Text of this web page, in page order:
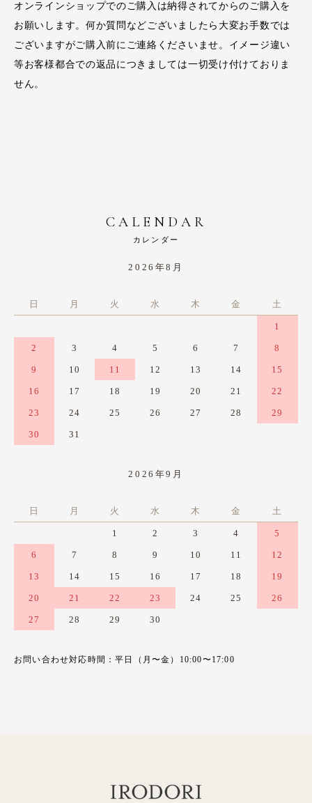
オンラインショップでのご購入は納得されてからのご購入を
お願いします。何か質問などございましたら大変お手数では
ございますがご購入前にご連絡くださいませ。イメージ違い
等お客様都合での返品につきましては一切受け付けておりま
せん。
CALENDAR
カレンダー
2026年8月
日 月 火 水 木 金 土
1
2 3 4 5 6 7 8
9 10 11 12 13 14 15
16 17 18 19 20 21 22
23 24 25 26 27 28 29
30 31
2026年9月
日 月 火 水 木 金 土
1 2 3 4 5
6 7 8 9 10 11 12
13 14 15 16 17 18 19
20 21 22 23 24 25 26
27 28 29 30
お問い合わせ対応時間：平日（月〜金）10:00〜17:00